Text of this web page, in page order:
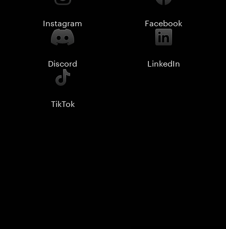
Instagram Facebook
Discord LinkedIn
TikTok